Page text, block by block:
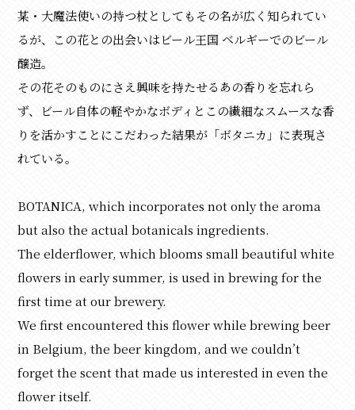
某・大魔法使いの持つ杖としてもその名が広く知られてい
るが、この花との出会いはビール王国 ベルギーでのビール
醸造。
その花そのものにさえ興味を持たせるあの香りを忘れら
ず、ビール自体の軽やかなボディとこの繊細なスムースな香
りを活かすことにこだわった結果が「ボタニカ」に表現さ
れている。
BOTANICA, which incorporates not only the aroma
but also the actual botanicals ingredients.
The elderflower, which blooms small beautiful white
flowers in early summer, is used in brewing for the
first time at our brewery.
We first encountered this flower while brewing beer
in Belgium, the beer kingdom, and we couldn’t
forget the scent that made us interested in even the
flower itself.